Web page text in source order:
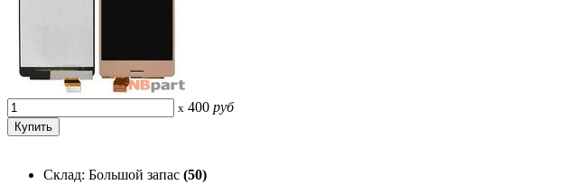
x 400 руб
Склад: Большой запас (50)